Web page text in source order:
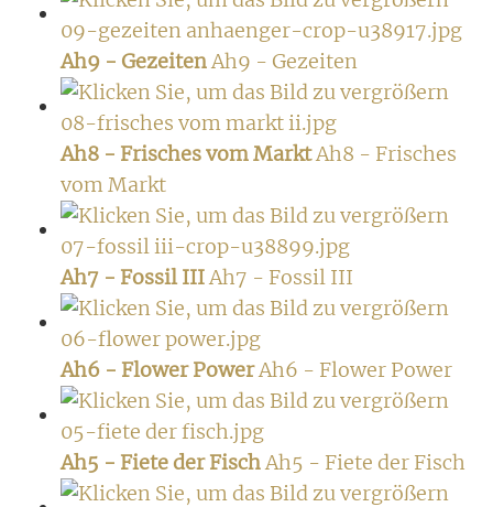
Ah9 - GezeitenAh9 - Gezeiten
Ah8 - Frisches vom MarktAh8 - Frisches
vom Markt
Ah7 - Fossil IIIAh7 - Fossil III
Ah6 - Flower PowerAh6 - Flower Power
Ah5 - Fiete der FischAh5 - Fiete der Fisch